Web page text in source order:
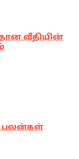
வீதியின்
பலன்கள்